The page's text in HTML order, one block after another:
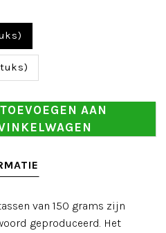
TOEVOEGEN AAN
van 150 grams zijn
geproduceerd. Het